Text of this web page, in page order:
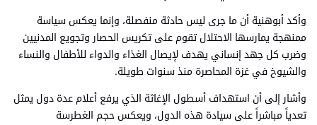
وأكد أبوهنية أن ما جرى ليس حادثة منفصلة، وإنما يعكس سياسة
ممنهجة يمارسها الاحتلال تقوم على تكريس الحصار وتجويع المدنيين
وضرب كل جهد إنساني يهدف لإيصال الغذاء والدواء للأطفال والنساء
والشيوخ في غزة المحاصرة منذ سنوات طويلة.
وأشار إلى أن استهداف أسطول الإغاثة الذي يرفع أعلام عدة دول يمثل
تعدياً مباشراً على سيادة هذه الدول، ويعكس حجم الغطرسة